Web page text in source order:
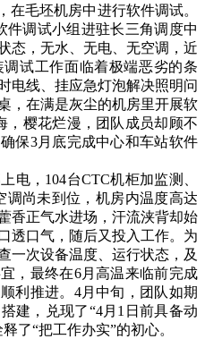
毛坯机房中进行软件调试。
件调试小组进驻长三角调度中
态，无水、无电、无空调，近
试工作面临着极端恶劣的条
电线、挂应急灯泡解决照明问
，在满是灰尘的机房里开展软
，樱花烂漫，团队成员却顾不
保3月底完成中心和车站软件
，104台CTC机柜加监测、
调尚未到位，机房内温度高达
香正气水进场，汗流浃背却始
透口气，随后又投入工作。为
一次设备温度、运行状态，及
，最终在6月高温来临前完成
利推进。4月中旬，团队如期
建，兑现了“4月1日前具备动
了“把工作办实”的初心。